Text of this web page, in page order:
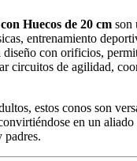
Huecos de 20 cm son
entrenamiento
diseño con orificios,
circuitos de agilidad,
estos conos son
en un aliado
padres.